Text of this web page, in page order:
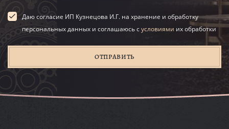
Даю согласие ИП Кузнецова И.Г. на хранение и обработку
персональных данных и соглашаюсь сусловиями их обработки
ОТПРАВИТЬ